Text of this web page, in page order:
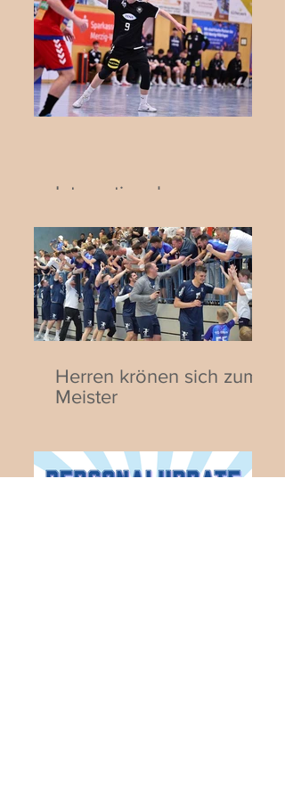
Internationaler
Deutschland trifft auf die
Schweiz
Herren krönen sich zum
Meister